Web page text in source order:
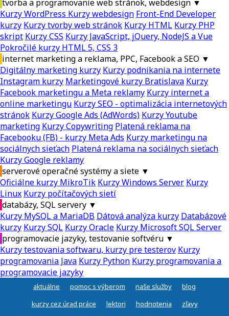
tvorba a programovanie web stránok, webdesign ▼
Kurzy WordPress Kurzy webdesign Front-End Developer
kurzy Kurzy tvorby web stránok Kurzy HTML Kurzy PHP
skript Kurzy CSS Kurzy JavaScript, jQuery, NodeJS a Vue
Pokročilé kurzy HTML 5, CSS 3
internet marketing a reklama, PPC, Facebook a SEO ▼
Digitálny marketing kurzy Kurzy podnikania na internete
Instagram kurzy Marketingové kurzy Bratislava Kurzy
Facebook marketingu a Meta reklamy Kurzy internet a
online marketingu Kurzy SEO - optimalizácia internetových
stránok Kurzy Google Ads (AdWords) Kurzy Youtube
marketing Kurzy Copywriting Platená reklama na
Facebooku (FB) - kurzy Meta Ads Kurzy marketingu na
sociálnych sieťach Platená reklama na sociálnych sieťach
Kurzy Google reklamy
serverové operačné systémy a siete ▼
Oficiálne kurzy MikroTik Kurzy Windows Server Kurzy
Linux Kurzy počítačových sietí
databázy, SQL servery ▼
Kurzy MySQL a MariaDB Dátová analýza kurzy Databázové
kurzy Kurzy SQL Kurzy Oracle Kurzy Microsoft SQL Server
programovacie jazyky, testovanie softvéru ▼
Kurzy testovania softwaru, kurzy pre testerov Kurzy
programovania Java Kurzy Python Kurzy programovania a
programovacie jazyky
aktuálne pomoc s výberom naše služby
blog
kurzy cez úrad práce
lektori hodnotenia
zľavy